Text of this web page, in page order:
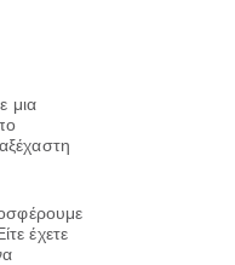
μια
έχετε